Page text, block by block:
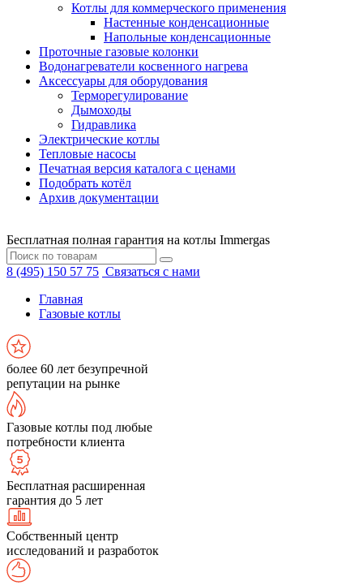
Котлы для коммерческого применения
Настенные конденсационные
Напольные конденсационные
Проточные газовые колонки
Водонагреватели косвенного нагрева
Аксессуары для оборудования
Терморегулирование
Дымоходы
Гидравлика
Электрические котлы
Тепловые насосы
Печатная версия каталога с ценами
Подобрать котёл
Архив документации
Бесплатная полная гарантия на котлы Immergas
8 (495) 150 57 75 Связаться с нами
Главная
Газовые котлы
более 60 лет безупречной
репутации на рынке
Газовые котлы под любые
потребности клиента
Бесплатная расширенная
гарантия до 5 лет
Собственный центр
исследований и разработок